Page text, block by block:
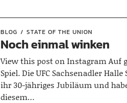
BLOG STATE OF THE UNION
Noch einmal winken
View this post on Instagram Auf
Spiel. Die UFC Sachsenadler Halle
ihr 30-jähriges Jubiläum und
diesem…